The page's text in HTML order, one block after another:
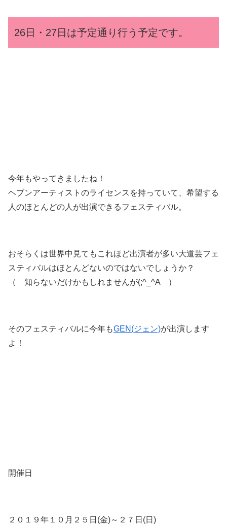
26日・27日は予定通り行う予定です。
今年もやってきましたね！
ヘブンアーティストのライセンスを持っていて、希望する
人のほとんどの人が出演できるフェスティバル。
おそらくは世界中見てもこれほど出演者が多い大道芸フェ
スティバルはほとんどないのではないでしょうか？
（ 知らないだけかもしれませんが(;^_^A ）
そのフェスティバルに今年もGEN(ジェン)が出演します
よ！
開催日
２０１９年１０月２５日(金)～２７日(日)